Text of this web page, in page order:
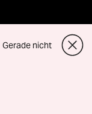
Gerade nicht